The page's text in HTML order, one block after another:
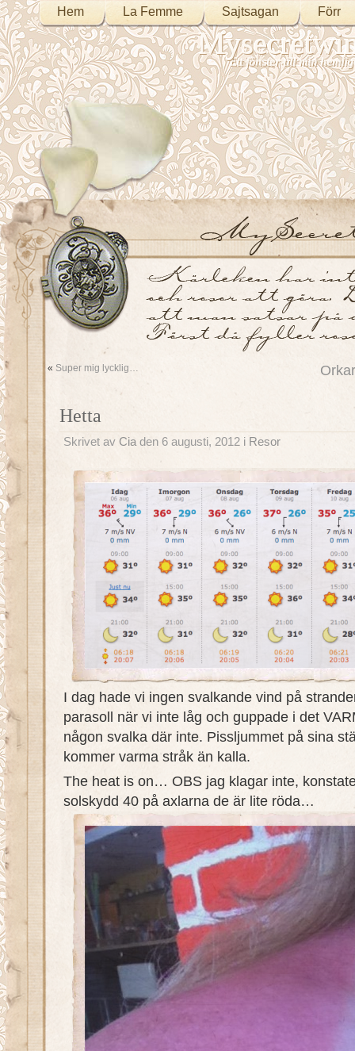
Hem La Femme Sajtsagan Förr
Ett fönster till min
« Super mig lycklig…
Hetta
Skrivet av Cia den 6 augusti, 2012 i Resor
I dag hade vi ingen svalkande vind på
parasoll när vi inte låg och guppade i det
någon svalka där inte. Pissljummet på sina
kommer varma stråk än kalla.
The heat is on… OBS jag klagar inte,
solskydd 40 på axlarna de är lite röda…